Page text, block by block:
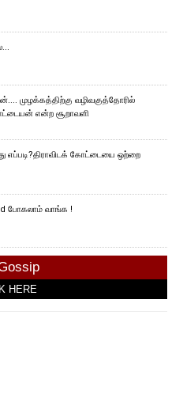
முழக்கத்திற்கு வழிவகுத்தோரில்
என்ற சூறாவளி
எப்படி?திராவிடக் கோட்டையை ஒற்றை
போகலாம் வாங்க !
HERE